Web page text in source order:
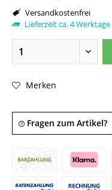
Versandkostenfrei
Lieferzeit ca. 4 Werktage
Merken
Fragen zum Artikel?